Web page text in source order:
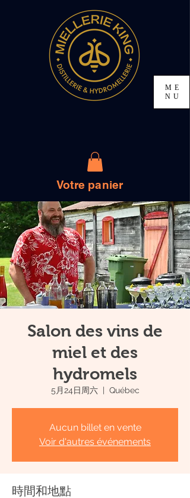
ME
NU
Votre panier
Salon des vins de
miel et des
hydromels
5月24日周六
  |
Québec
Aucun billet en vente
Voir d'autres événements
時間和地點